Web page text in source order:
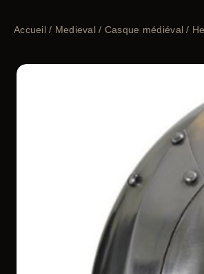
Accueil/ Medieval / Casque médiéval /